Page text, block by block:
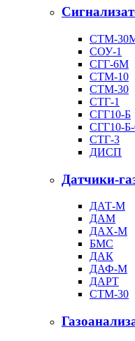
СТМ-
СОУ-1
СГГ-6М
СТМ-10
СТМ-30
СТГ-1
СГГ10-Б
СГГ10-
СТГ-3
ДИСП
Датчики-
ДАТ-М
ДАМ
ДАХ-М
БМС
ДАК
ДАФ-М
ДАРТ
СТМ-30